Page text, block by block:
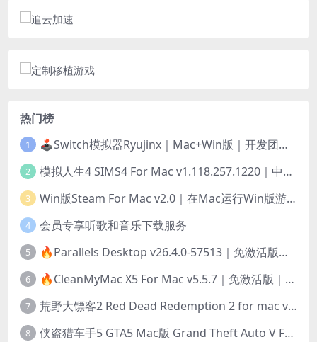
热门榜
1 🕹️Switch模拟器Ryujinx｜Mac+Win版｜开发团队已解散此乃最后的绝唱版本
2 模拟人生4 SIMS4 For Mac v1.118.257.1220｜中文原生版｜无限金币｜全100DLC
3 Win版Steam For Mac v2.0｜在Mac运行Win版游戏！｜升级GPTK4.0支持！
4 会员专享听歌和音乐下载服务
5 🔥Parallels Desktop v26.4.0-57513｜免激活版｜在Mac上安装Windows/Linux等系统[赠Windows激活]
6 🔥CleanMyMac X5 For Mac v5.5.7｜免激活版｜macOS系统优化/清理神器
7 荒野大镖客2 Red Dead Redemption 2 for mac v1436.28｜中文移植版｜最好玩的开放世界游戏
8 侠盗猎车手5 GTA5 Mac版 Grand Theft Auto V For Mac｜中文破解版